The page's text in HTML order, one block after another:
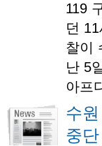
119
던
찰이
난 5
아프
수
중단